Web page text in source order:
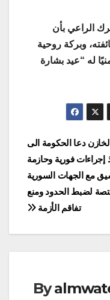
الراعي بأن
وبركة روحية
له “عيد بشارة
دعا الحكومة الى
إجراءات فورية وحازمة
مع الجهات السورية
لضبط الحدود ومنع
تفاقم الأزمة
By